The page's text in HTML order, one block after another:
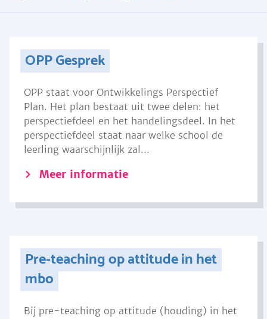
OPP Gesprek
OPP staat voor Ontwikkelings Perspectief
Plan. Het plan bestaat uit twee delen: het
perspectiefdeel en het handelingsdeel. In het
perspectiefdeel staat naar welke school de
leerling waarschijnlijk zal...
Meer informatie
Pre-teaching op attitude in het
mbo
Bij pre-teaching op attitude (houding) in het